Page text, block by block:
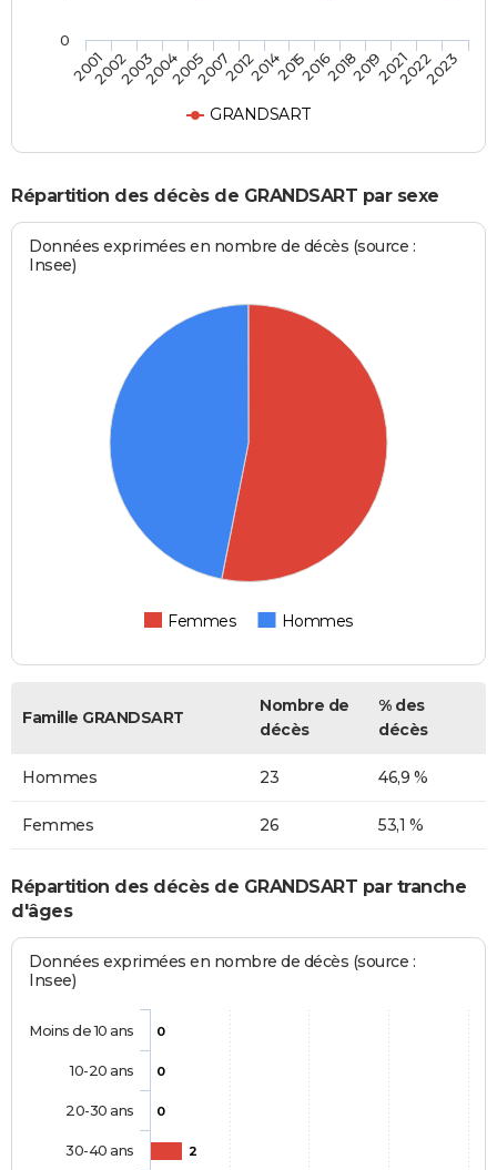
GRANDSART
200120022003200420052007201220142015201620182019202120222023
0
Répartition des décès de GRANDSART par sexe
Données exprimées en nombre de décès (source :
Insee)
Femmes Hommes
Famille GRANDSART
Nombre de
décès
% des
décès
Hommes 23 46,9 %
Femmes 26 53,1 %
Répartition des décès de GRANDSART par tranche
d'âges
Données exprimées en nombre de décès (source :
Insee)
0
0
0
2
Moins de 10 ans
10-20 ans
20-30 ans
30-40 ans